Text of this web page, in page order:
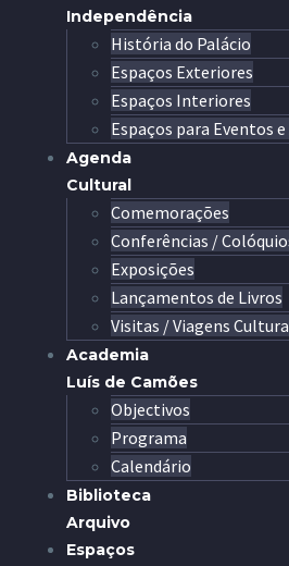
Independência
História do Palácio
Espaços Exteriores
Espaços Interiores
Espaços para Eventos
Agenda
Cultural
Comemorações
Conferências /
Exposições
Lançamentos de Livros
Visitas / Viagens
Academia
Luís de Camões
Objectivos
Programa
Calendário
Biblioteca
Arquivo
Espaços